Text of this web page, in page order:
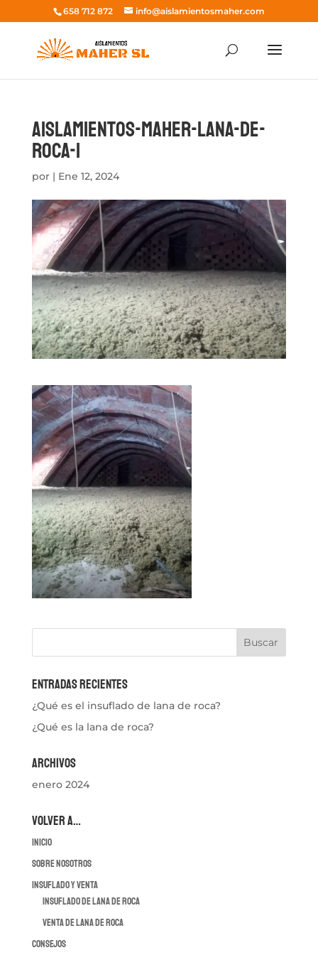
658 712 872 info@aislamientosmaher.com
Aislamientos-Maher-Lana-de-
roca-1
por | Ene 12, 2024
Entradas recientes
¿Qué es el insuflado de lana de roca?
¿Qué es la lana de roca?
Archivos
enero 2024
VOLVER A…
INICIO
SOBRE NOSOTROS
INSUFLADO Y VENTA
INSUFLADO DE LANA DE ROCA
VENTA DE LANA DE ROCA
CONSEJOS